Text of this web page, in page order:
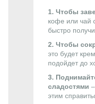
1. Чтобы
кофе или чай
быстро
2. Чтобы
это будет
подойдет до
3.
сладостями
этим